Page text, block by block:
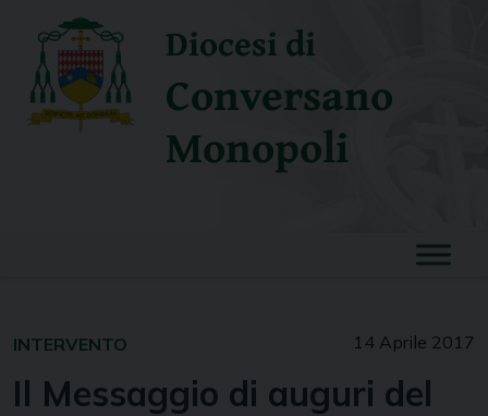
content
Diocesi di
Conversano
Monopoli
14 Aprile 2017
INTERVENTO
Il Messaggio di auguri del